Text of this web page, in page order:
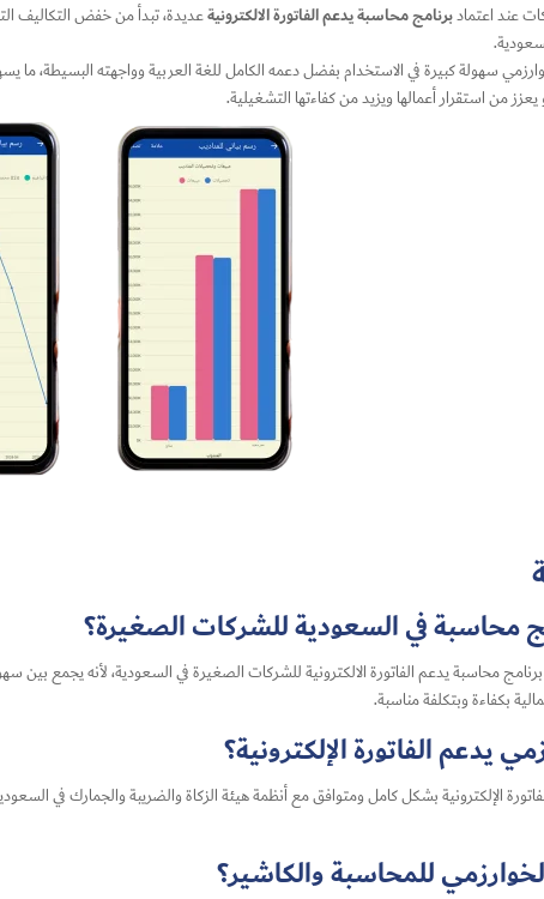
عند اعتمادبرنامج محاسبة يدعم الفاتورة الالكترونيةعديدة، تبدأ من خفض التكاليف
سهولة كبيرة في الاستخدام بفضل دعمه الكامل للغة العربية وواجهته البسيطة،
من استقرار أعمالها ويزيد من كفاءتها التشغيلية.
محاسبة في السعودية للشركات الصغيرة؟
محاسبة يدعم الفاتورة الالكترونية للشركات الصغيرة في السعودية، لأنه يجمع بين
بكفاءة وبتكلفة مناسبة.
يدعم الفاتورة الإلكترونية؟
الإلكترونية بشكل كامل ومتوافق مع أنظمة هيئة الزكاة والضريبة والجمارك في
للمحاسبة والكاشير؟